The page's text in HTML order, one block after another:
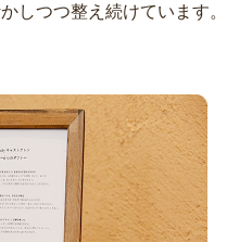
しつつ整え続けています。